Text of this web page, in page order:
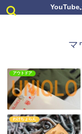
YouTube
マ
アウトドア
わけちょらん